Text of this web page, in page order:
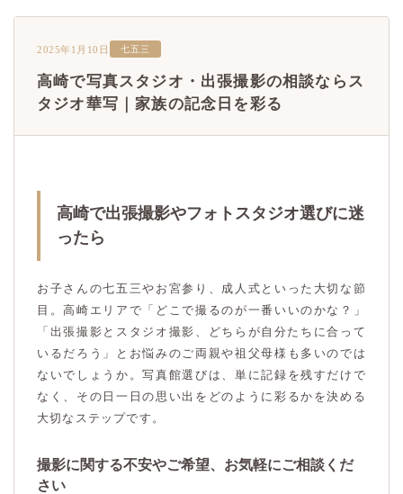
2025年1月10日 七五三
高崎で写真スタジオ・出張撮影の相談ならス
タジオ華写｜家族の記念日を彩る
高崎で出張撮影やフォトスタジオ選びに迷
ったら
お子さんの七五三やお宮参り、成人式といった大切な節
目。高崎エリアで「どこで撮るのが一番いいのかな？」
「出張撮影とスタジオ撮影、どちらが自分たちに合って
いるだろう」とお悩みのご両親や祖父母様も多いのでは
ないでしょうか。写真館選びは、単に記録を残すだけで
なく、その日一日の思い出をどのように彩るかを決める
大切なステップです。
撮影に関する不安やご希望、お気軽にご相談くだ
さい